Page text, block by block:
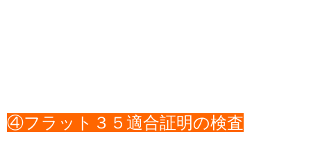
④フラット３５適合証明の検査